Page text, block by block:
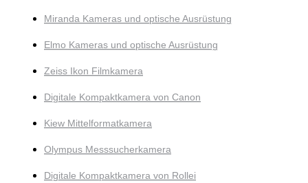
Miranda Kameras und optische Ausrüstung
Elmo Kameras und optische Ausrüstung
Zeiss Ikon Filmkamera
Digitale Kompaktkamera von Canon
Kiew Mittelformatkamera
Olympus Messsucherkamera
Digitale Kompaktkamera von Rollei